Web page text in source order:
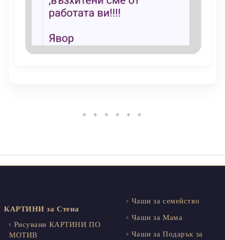
✦ ✦ ✦ ✦ ✦ ✦
КАРТИНИ за Стена
Рисувани КАРТИНИ ПО
МОТИВ
Чаши за семейство
Чаши за Мама
Чаши за Подарък за